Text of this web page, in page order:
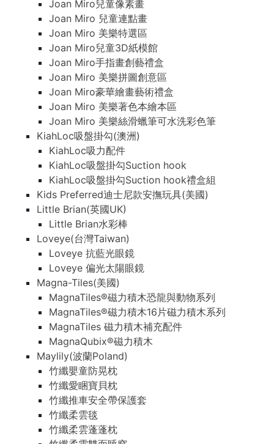
Joan Miro兒童像素畫
Joan Miro 兒童連點畫
Joan Miro 美樂特選區
Joan Miro兒童3D紙模館
Joan Miro手指畫創藝禮盒
Joan Miro 美樂拼圖創意區
Joan Miro豪華繪畫藝術禮盒
Joan Miro 美樂著色本繪本區
Joan Miro 美樂絲滑蠟筆可水洗彩色筆
KiahLoc吸盤掛勾(澳洲)
KiahLoc吸力配件
KiahLoc吸盤掛勾Suction hook
KiahLoc吸盤掛勾Suction hook禮盒組
Kids Preferred迪士尼款安撫玩具(美國)
Little Brian(英國UK)
Little Brian水彩棒
Loveye(台灣Taiwan)
Loveye 抗藍光眼鏡
Loveye 偏光太陽眼鏡
Magna-Tiles(美國)
MagnaTiles®磁力積木恐龍與動物系列
MagnaTiles®磁力積木16片磁力積木系列
MagnaTiles 磁力積木補充配件
MagnaQubix®磁力積木
Maylily(波蘭Poland)
竹纖嬰童防晃枕
竹纖愛睏寶貝枕
竹纖推車安全帶保護套
竹纖柔雲毯
竹纖柔雲蓬蓬枕